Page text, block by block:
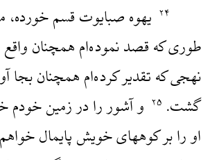
۲۴ یهوه صبایوت قسم خورده،
طوری که قصد نموده‌ام همچنان
نهجی که تقدیر کرده‌ام همچنان بجا
گشت. ۲۵ و آشور را در زمین
او را بر کوههای خویش پایمال